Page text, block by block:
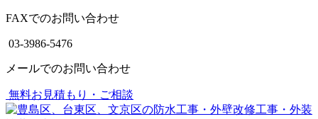
FAXでのお問い合わせ
03-3986-5476
メールでのお問い合わせ
無料お見積もり・ご相談